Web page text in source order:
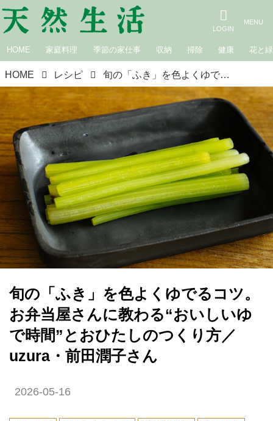
HOME 家庭料理 季節の家仕事 収納 掃除 健康 花と緑
HOME レシピ 旬の「ふき」を色よくゆでるコツ。お弁当屋さんに教わる“おいしいゆで時間”とおひたしのつくり方／uzura・前田潤子さん
旬の「ふき」を色よくゆでるコツ。
お弁当屋さんに教わる“おいしいゆ
で時間”とおひたしのつくり方／
uzura・前田潤子さん
2026-05-16